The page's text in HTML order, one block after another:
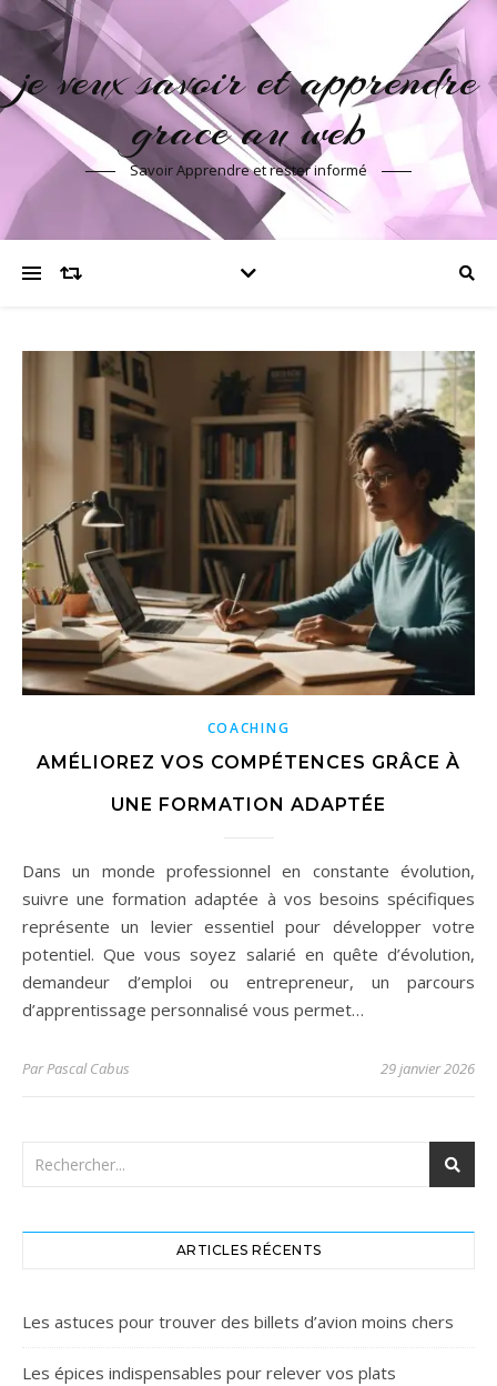
je veux savoir et apprendre
grace au web
Savoir Apprendre et rester informé
COACHING
AMÉLIOREZ VOS COMPÉTENCES GRÂCE À
UNE FORMATION ADAPTÉE
Dans un monde professionnel en constante évolution,
suivre une formation adaptée à vos besoins spécifiques
représente un levier essentiel pour développer votre
potentiel. Que vous soyez salarié en quête d’évolution,
demandeur d’emploi ou entrepreneur, un parcours
d’apprentissage personnalisé vous permet…
ParPascal Cabus 29 janvier 2026
ARTICLES RÉCENTS
Les astuces pour trouver des billets d’avion moins chers
Les épices indispensables pour relever vos plats